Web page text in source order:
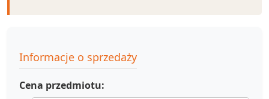
Informacje o sprzedaży
Cena przedmiotu: